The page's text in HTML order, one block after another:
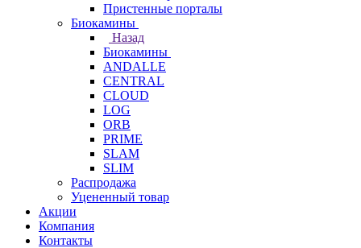
Пристенные порталы
Биокамины
Назад
Биокамины
ANDALLE
CENTRAL
CLOUD
LOG
ORB
PRIME
SLAM
SLIM
Распродажа
Уцененный товар
Акции
Компания
Контакты